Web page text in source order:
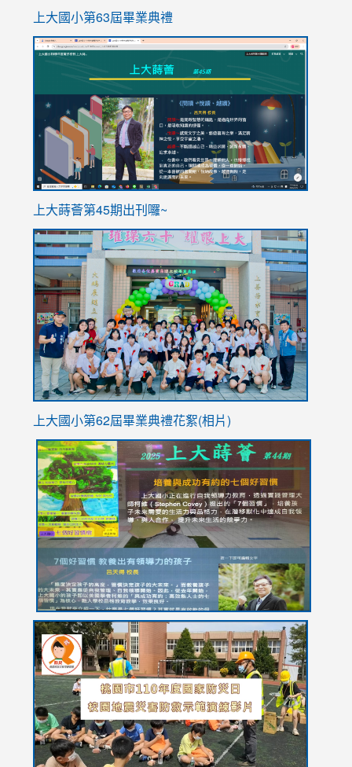
上大國小第63屆畢業典禮
link
ink
https://sites.google.com/stes.tyc.edu.tw/
上大蒔薈第45期出刊囉~
上大國小第62屆畢業典禮花絮(相片)
link
to
https://drive.google.com/file/d/1I-
YfDQppRvyMk686kIw6SBbssEIZ6WnT/view?
usp=sharing
link
to
https://sites.google.com/stes.tyc.edu.tw/
link
to
https://drive.google.com/file/d/
usp=sharing